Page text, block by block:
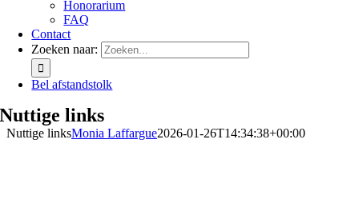
Honorarium
FAQ
Contact
Zoeken naar:
Bel afstandstolk
Nuttige links
Nuttige linksMonia Laffargue2026-01-26T14:34:38+00:00